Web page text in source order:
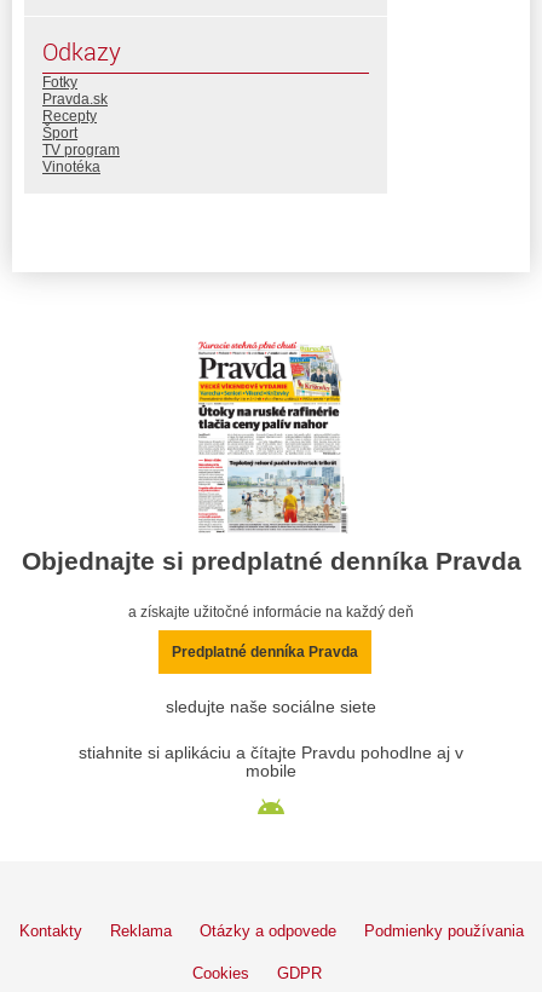
Odkazy
Fotky
Pravda.sk
Recepty
Šport
TV program
Vinotéka
Objednajte si predplatné denníka Pravda
a získajte užitočné informácie na každý deň
Predplatné denníka Pravda
sledujte naše sociálne siete
stiahnite si aplikáciu a čítajte Pravdu pohodlne aj v
mobile
Kontakty Reklama Otázky a odpovede Podmienky používania
Cookies GDPR